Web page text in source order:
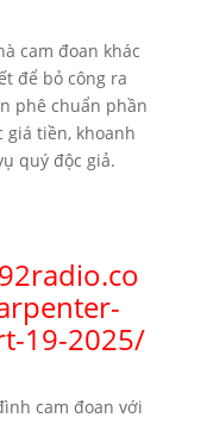
cam đoan khác
để bỏ công ra
phê chuẩn phần
tiền, khoanh
quý độc giả.
19-2025/